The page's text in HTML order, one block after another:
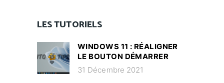
LES TUTORIELS
WINDOWS 11 : RÉALIGNER
LE BOUTON DÉMARRER
31 Décembre 2021